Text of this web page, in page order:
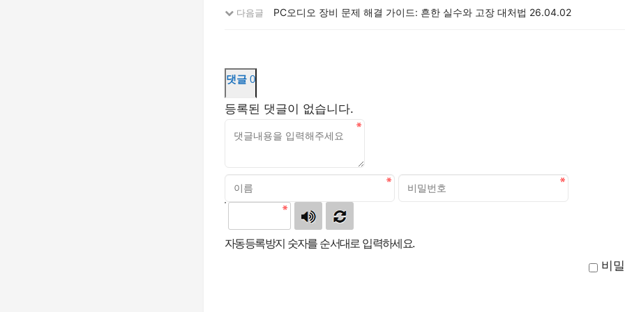
다음글 PC오디오 장비 문제 해결 가이드: 흔한 실수와 고장 대처법 26.04.02
댓글 0
등록된 댓글이 없습니다.
자동등록방지 숫자를 순서대로 입력하세요.
비